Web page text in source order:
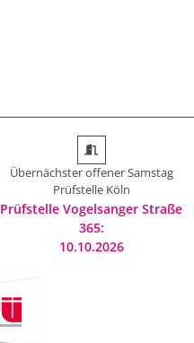
Übernächster offener Samstag
Prüfstelle Köln
Prüfstelle Vogelsanger Straße
365:
10.10.2026